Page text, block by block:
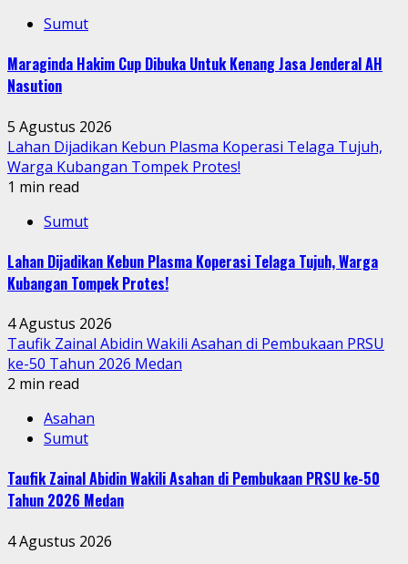
Sumut
Maraginda Hakim Cup Dibuka Untuk Kenang Jasa Jenderal AH
Nasution
5 Agustus 2026
Lahan Dijadikan Kebun Plasma Koperasi Telaga Tujuh,
Warga Kubangan Tompek Protes!
1 min read
Sumut
Lahan Dijadikan Kebun Plasma Koperasi Telaga Tujuh, Warga
Kubangan Tompek Protes!
4 Agustus 2026
Taufik Zainal Abidin Wakili Asahan di Pembukaan PRSU
ke-50 Tahun 2026 Medan
2 min read
Asahan
Sumut
Taufik Zainal Abidin Wakili Asahan di Pembukaan PRSU ke-50
Tahun 2026 Medan
4 Agustus 2026